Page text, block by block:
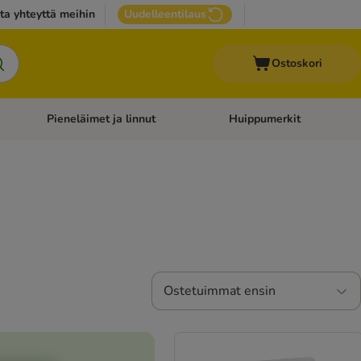
yhteyttä meihin Uudelleentilaus
Ostoskori
tarvikkeet
Avaa kategoriavalikko: Terveydenhoito
Pieneläimet ja linnut Avaa kategoriavalikko:
Huippumerkit
Ostetuimmat ensin